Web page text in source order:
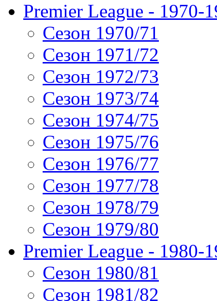
Premier League - 1970-
Сезон 1970/71
Сезон 1971/72
Сезон 1972/73
Сезон 1973/74
Сезон 1974/75
Сезон 1975/76
Сезон 1976/77
Сезон 1977/78
Сезон 1978/79
Сезон 1979/80
Premier League - 1980-
Сезон 1980/81
Сезон 1981/82